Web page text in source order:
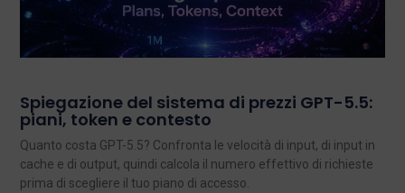
Spiegazione del sistema di prezzi GPT-5.5:
piani, token e contesto
Quanto costa GPT-5.5? Confronta le velocità di input, di input in
cache e di output, quindi calcola il numero effettivo di richieste
prima di scegliere il tuo piano di accesso.